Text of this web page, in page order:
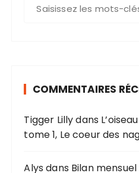
e
p
u
COMMENTAIRES
Tigger Lillydans
tome 1, Le coeur des
Alys dans Bilan